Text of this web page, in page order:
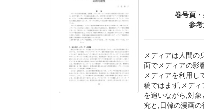
巻号頁
参
メディアは人間の
面でメディアの影
メディアを利用し
稿ではまず,メデ
を追いながら,対
究と,日韓の漫画